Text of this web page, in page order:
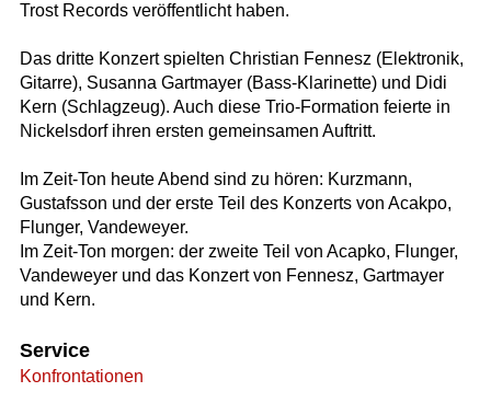
Trost Records veröffentlicht haben.
Das dritte Konzert spielten Christian Fennesz (Elektronik,
Gitarre), Susanna Gartmayer (Bass-Klarinette) und Didi
Kern (Schlagzeug). Auch diese Trio-Formation feierte in
Nickelsdorf ihren ersten gemeinsamen Auftritt.
Im Zeit-Ton heute Abend sind zu hören: Kurzmann,
Gustafsson und der erste Teil des Konzerts von Acakpo,
Flunger, Vandeweyer.
Im Zeit-Ton morgen: der zweite Teil von Acapko, Flunger,
Vandeweyer und das Konzert von Fennesz, Gartmayer
und Kern.
Service
Konfrontationen